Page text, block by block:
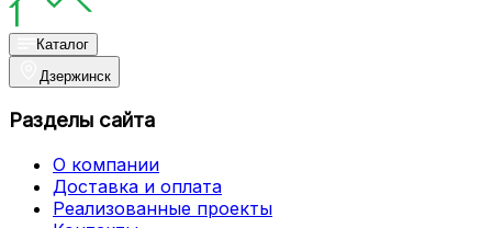
Каталог
Дзержинск
Разделы сайта
О компании
Доставка и оплата
Реализованные проекты